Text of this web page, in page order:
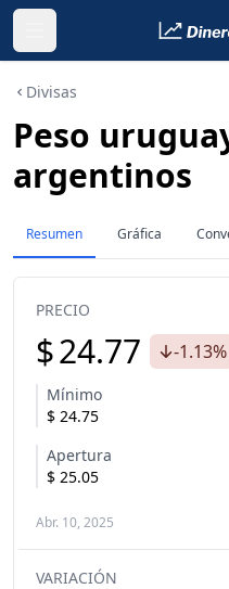
Divisas
Peso
argentinos
Resumen Gráfica
PRECIO
$24.77 -1.13%
Mínimo
$ 24.75
Apertura
$ 25.05
Abr. 10, 2025
VARIACIÓN